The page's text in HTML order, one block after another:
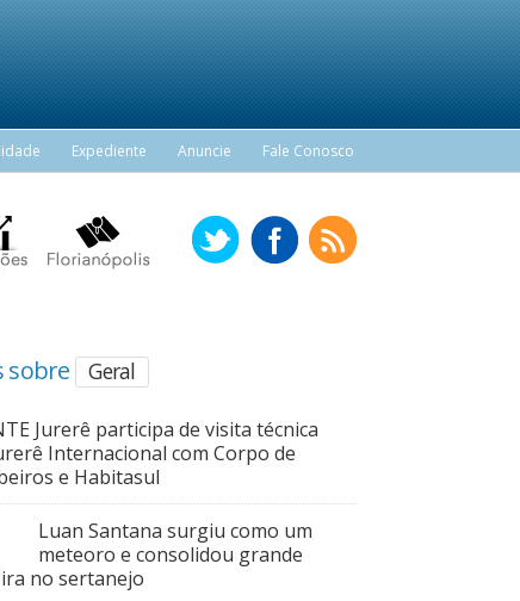
Expediente Anuncie Fale Conosco
sobre Geral
Jurerê participa de visita técnica
Internacional com Corpo de
e Habitasul
Luan Santana surgiu como um
meteoro e consolidou grande
no sertanejo